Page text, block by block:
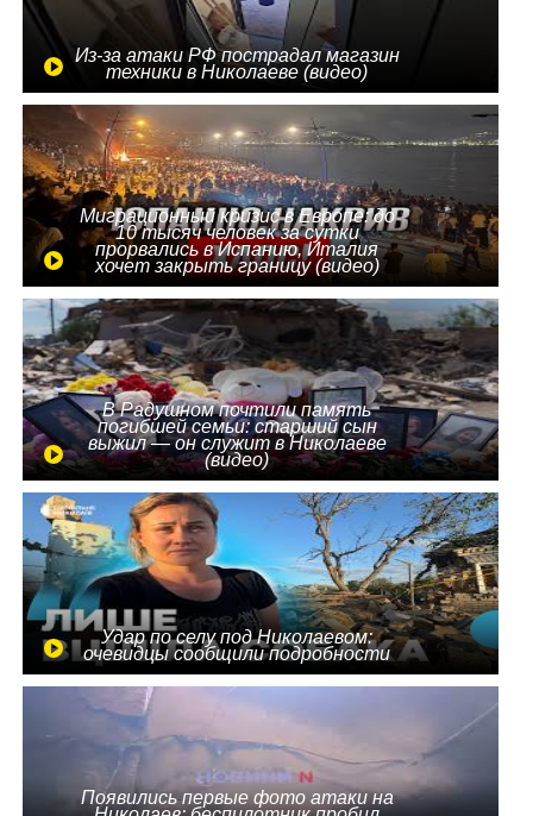
Из-за атаки РФ пострадал магазин
техники в Николаеве (видео)
Миграционный кризис в Европе: до
10 тысяч человек за сутки
прорвались в Испанию, Италия
хочет закрыть границу (видео)
В Радушном почтили память
погибшей семьи: старший сын
выжил — он служит в Николаеве
(видео)
Удар по селу под Николаевом:
очевидцы сообщили подробности
Появились первые фото атаки на